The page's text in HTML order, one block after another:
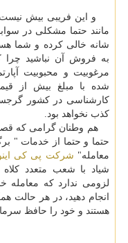
و این فریبی بیش نیست
مانند حتما مشکلی در
شانه خالی کرده و شما
به فروش آن نباشید چرا
مرغوبیت و محبوبیت
شده با مبلغ بیش از
کارشناسی در کشور
کذب نخواهد بود.
هم وطنان گرامی که قصد
حتما و حتما از خدمات "
معامله" شرکت پی کی
شیاد با شعب متعدد کلاه
لزومی ندارد که معامله
انجام دهید، در هر حالت
هستند و خود را حافظ